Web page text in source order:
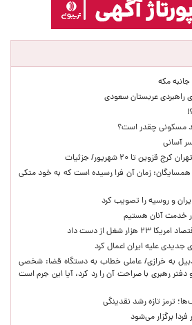
مکه
راهبردی عربستان سعودی
مسکونی چقدر است؟
آسانی
تا ۲۰ شهریور/ جزئیات
همسایگان: زمان آن فرا رسیده است که به خود متکی
و روسیه را تصویب کرد
خدمت آنان هستیم
شغل از دست داد
جدیدی علیه ایران اعمال کرد
به خرازی/ عاملی خطاب به دستگاه قضا: شخصی
رهبری با صراحت آن را رد کرد، آیا این جرم است
ترمز تازه رشد نقدینگی
برگزار می‌شود